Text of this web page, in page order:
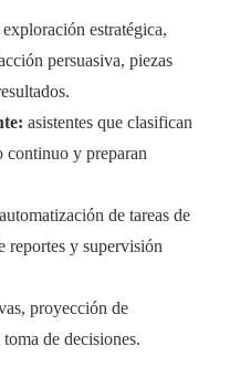
exploración estratégica,
persuasiva, piezas
asistentes que clasifican
continuo y preparan
automatización de tareas de
reportes y supervisión
proyección de
de decisiones.